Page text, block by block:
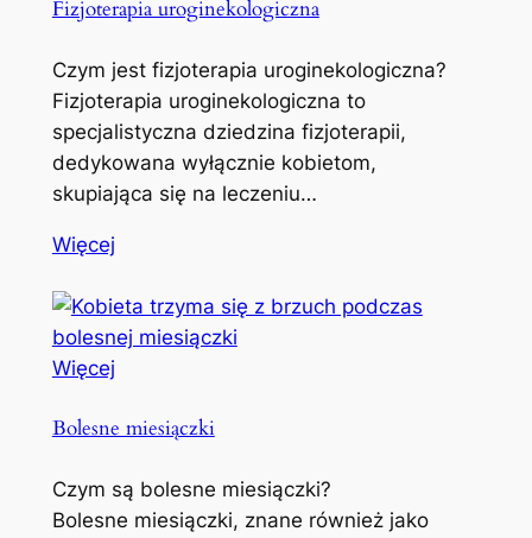
Fizjoterapia uroginekologiczna
Czym jest fizjoterapia uroginekologiczna?
Fizjoterapia uroginekologiczna to
specjalistyczna dziedzina fizjoterapii,
dedykowana wyłącznie kobietom,
skupiająca się na leczeniu…
Więcej
Więcej
Bolesne miesiączki
Czym są bolesne miesiączki?
Bolesne miesiączki, znane również jako